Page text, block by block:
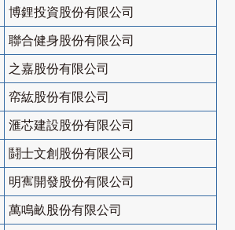
博鋰投資股份有限公司
聯合健身股份有限公司
之嘉股份有限公司
帟紘股份有限公司
滙芯建設股份有限公司
鬪士文創股份有限公司
明寯開發股份有限公司
萬鳴畝股份有限公司